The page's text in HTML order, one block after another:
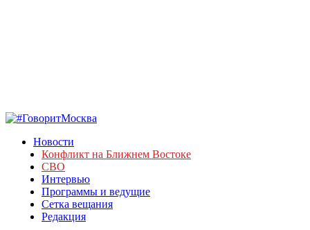
Новости
Конфликт на Ближнем Востоке
СВО
Интервью
Программы и ведущие
Сетка вещания
Редакция